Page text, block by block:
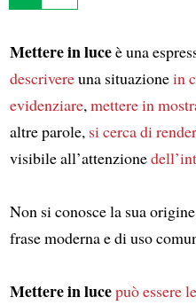
Mettere in luceè una
descrivereuna situazionein
evidenziare, mettere in
altre parole, si cerca di
visibile all’attenzione
Non si conosce la sua
frase moderna e di uso
Mettere in lucepuò essere